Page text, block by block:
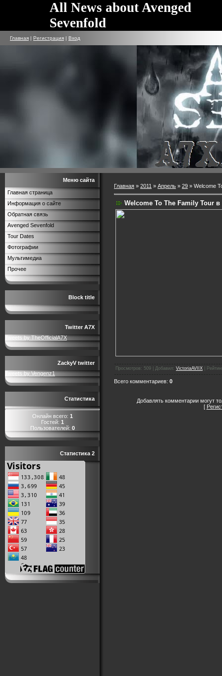
All News about Avenged
Sevenfold
Главная | Регистрация | Вход
Меню сайта
Главная страница
Информация о сайте
Обратная связь
Avenged Sevenfold
Tour Dates
Фотографии
Мультимедиа
Прочее
Block title
Twitter A7X
Tweets by TheOfficialA7X
ZackyV twitter
Tweets by Vengenz1
Статистика
Онлайн всего: 1
Гостей: 1
Пользователей: 0
Статистика 2
Главная » 2011 » Апрель » 29 » Welcome
Welcome To The Family Tour
Просмотров : 509 Добавил: VictoriaAVIIX
Всего комментариев: 0
Добавлять комментарии могут
[